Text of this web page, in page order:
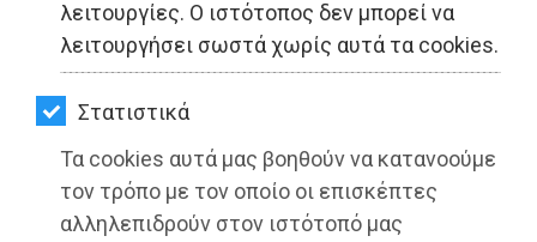
λειτουργίες. Ο ιστότοπος δεν μπορεί να
λειτουργήσει σωστά χωρίς αυτά τα cookies.
Στατιστικά
Τα cookies αυτά μας βοηθούν να κατανοούμε
τον τρόπο με τον οποίο οι επισκέπτες
αλληλεπιδρούν στον ιστότοπό μας
ΚΗΠΟΣ
ΥΓΕΙΑ
LIFESTYLE
ΤΑΞΙΔΙΑ
ΕΞΟΔΟΣ